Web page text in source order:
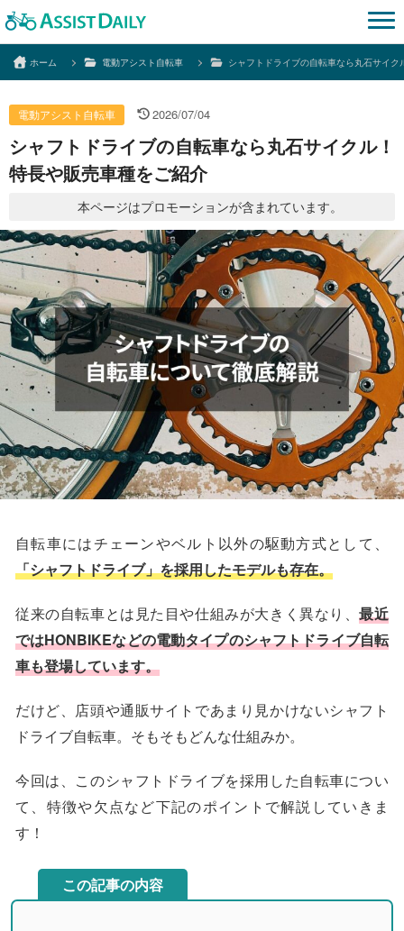
ホーム 電動アシスト自転車 シャフトドライブの自転車なら丸石サイ
電動アシスト自転車 2026/07/04
シャフトドライブの自転車なら丸石サイクル！
特長や販売車種をご紹介
本ページはプロモーションが含まれています。
自転車にはチェーンやベルト以外の駆動方式として、
「シャフトドライブ」を採用したモデルも存在。
従来の自転車とは見た目や仕組みが大きく異なり、最近
ではHONBIKEなどの電動タイプのシャフトドライブ自転
車も登場しています。
だけど、店頭や通販サイトであまり見かけないシャフト
ドライブ自転車。そもそもどんな仕組みか。
今回は、このシャフトドライブを採用した自転車につい
て、特徴や欠点など下記のポイントで解説していきま
す！
この記事の内容